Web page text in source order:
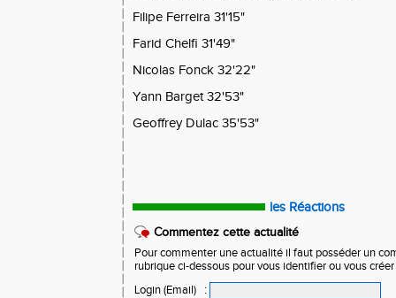
Filipe Ferreira 31'15"
Farid Chelfi 31'49"
Nicolas Fonck 32'22"
Yann Barget 32'53"
Geoffrey Dulac 35'53"
les Réactions
Commentez cette actualité
Pour commenter une actualité il faut posséder un
rubrique ci-dessous pour vous identifier ou vous
Login (Email)
: